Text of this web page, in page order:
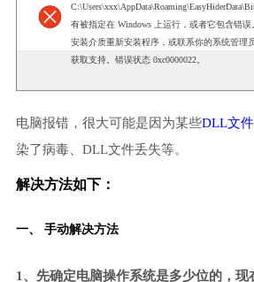
有被指定在 Windows 上运行，或者它包含错
安装介质重新安装程序，或联系你的系统管理
获取支持。错误状态 0xc0000022。
电脑报错，很大可能是因为某些DLL文件
染了病毒、DLL文件丢失等。
解决方法如下：
一、 手动解决方法
1、先确定电脑操作系统是多少位的，现